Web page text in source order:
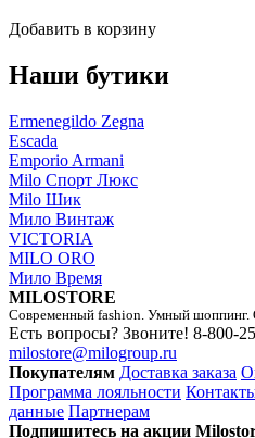
Добавить в корзину
Наши бутики
Ermenegildo Zegna
Escada
Emporio Armani
Milo Спорт Люкс
Milo Шик
Мило Винтаж
VICTORIA
MILO ORO
Мило Время
MILOSTORE
Современный fashion. Умный шоппинг.
Есть вопросы? Звоните! 8-800-
milostore@milogroup.ru
Покупателям Доставка заказа
Программа лояльности
данные Партнерам
Подпишитесь на акции